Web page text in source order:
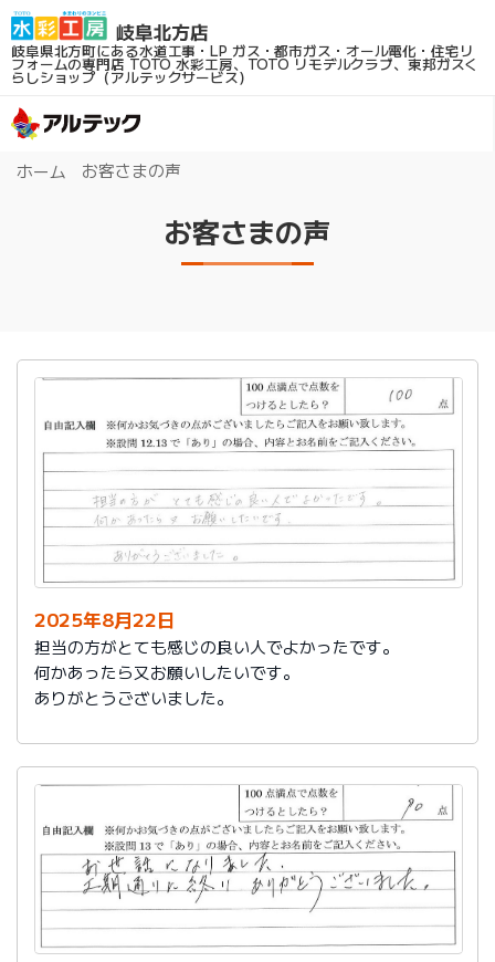
岐阜県北方町にある水道工事・LP ガス・都市ガス・オール電化・住宅リ
フォームの専門店TOTO 水彩工房、TOTO リモデルクラブ、東邦ガスく
らしショップ（アルテックサービス）
ホーム お客さまの声
お客さまの声
2025年8月22日
担当の方がとても感じの良い人でよかったです。
何かあったら又お願いしたいです。
ありがとうございました。